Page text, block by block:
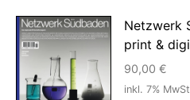
Netzwerk
print &
90,00 €
inkl. 7%